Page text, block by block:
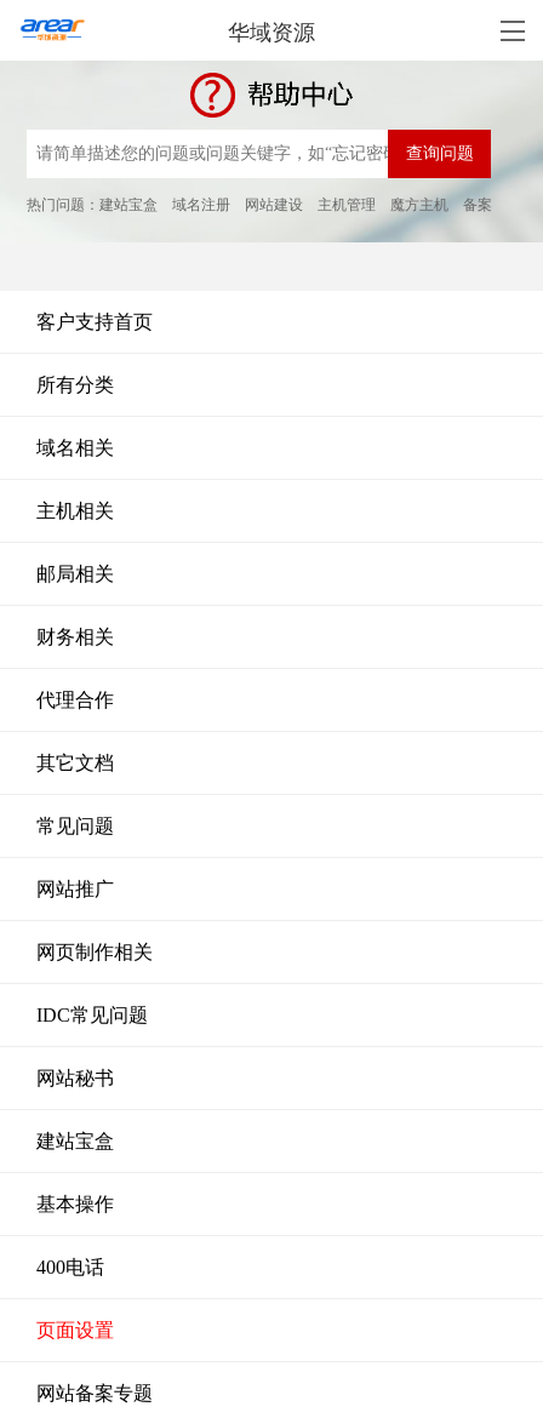
华域资源
热门问题：建站宝盒 域名注册 网站建设 主机管理 魔方主机 备案
客户支持首页
所有分类
域名相关
主机相关
邮局相关
财务相关
代理合作
其它文档
常见问题
网站推广
网页制作相关
IDC常见问题
网站秘书
建站宝盒
基本操作
400电话
页面设置
网站备案专题